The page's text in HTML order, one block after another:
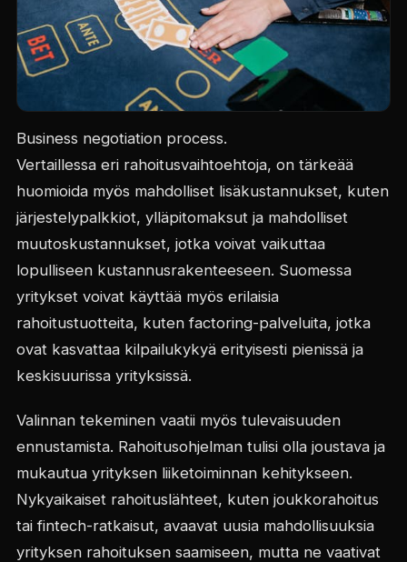
Business negotiation process.
Vertaillessa eri rahoitusvaihtoehtoja, on tärkeää
huomioida myös mahdolliset lisäkustannukset, kuten
järjestelypalkkiot, ylläpitomaksut ja mahdolliset
muutoskustannukset, jotka voivat vaikuttaa
lopulliseen kustannusrakenteeseen. Suomessa
yritykset voivat käyttää myös erilaisia
rahoitustuotteita, kuten factoring-palveluita, jotka
ovat kasvattaa kilpailukykyä erityisesti pienissä ja
keskisuurissa yrityksissä.
Valinnan tekeminen vaatii myös tulevaisuuden
ennustamista. Rahoitusohjelman tulisi olla joustava ja
mukautua yrityksen liiketoiminnan kehitykseen.
Nykyaikaiset rahoituslähteet, kuten joukkorahoitus
tai fintech-ratkaisut, avaavat uusia mahdollisuuksia
yrityksen rahoituksen saamiseen, mutta ne vaativat